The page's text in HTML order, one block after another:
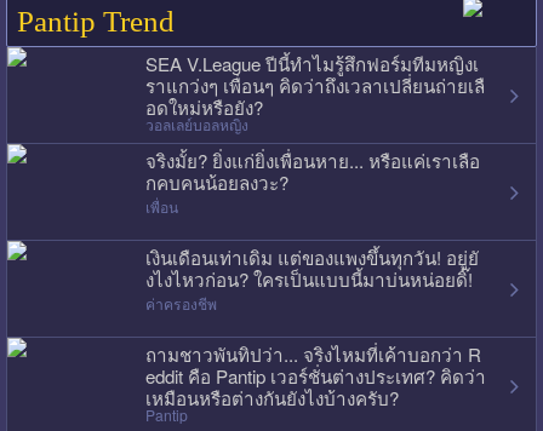
Pantip Trend
SEA V.League ปีนี้ทำไมรู้สึกฟอร์มทีมหญิงเ
ราแกว่งๆ เพื่อนๆ คิดว่าถึงเวลาเปลี่ยนถ่ายเลื
อดใหม่หรือยัง?
วอลเลย์บอลหญิง
จริงมั้ย? ยิ่งแก่ยิ่งเพื่อนหาย... หรือแค่เราเลือ
กคบคนน้อยลงวะ?
เพื่อน
เงินเดือนเท่าเดิม แต่ของแพงขึ้นทุกวัน! อยู่ยั
งไงไหวก่อน? ใครเป็นแบบนี้มาบ่นหน่อยดิ๊!
ค่าครองชีพ
ถามชาวพันทิปว่า... จริงไหมที่เค้าบอกว่า R
eddit คือ Pantip เวอร์ชั่นต่างประเทศ? คิดว่า
เหมือนหรือต่างกันยังไงบ้างครับ?
Pantip